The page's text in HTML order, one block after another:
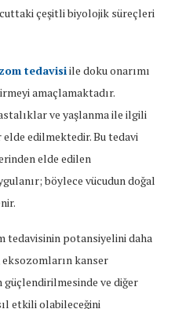
çeşitli biyolojik süreçleri
tedavisiile doku onarımı
amaçlamaktadır.
ve yaşlanma ile ilgili
edilmektedir. Bu tedavi
elde edilen
böylece vücudun doğal
tedavisinin potansiyelini daha
eksozomların kanser
güçlendirilmesinde ve diğer
etkili olabileceğini